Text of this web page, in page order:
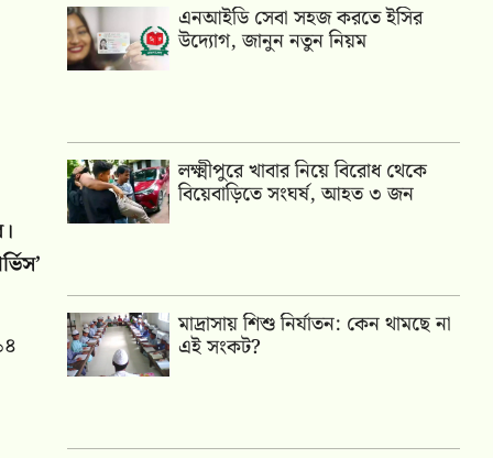
এনআইডি সেবা সহজ করতে ইসির
উদ্যোগ, জানুন নতুন নিয়ম
লক্ষ্মীপুরে খাবার নিয়ে বিরোধ থেকে
বিয়েবাড়িতে সংঘর্ষ, আহত ৩ জন
মাদ্রাসায় শিশু নির্যাতন: কেন থামছে না
এই সংকট?